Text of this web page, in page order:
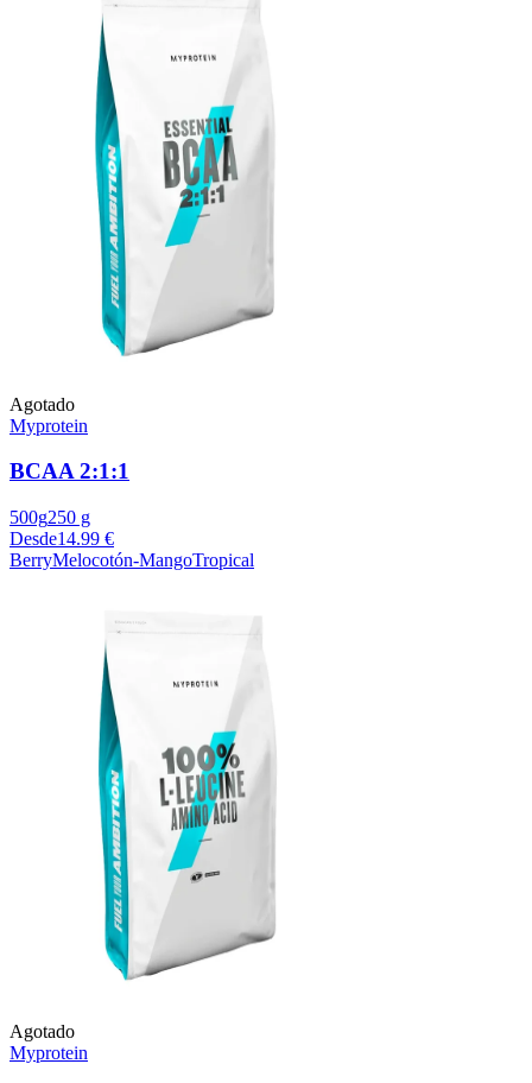
Agotado
Myprotein
BCAA 2:1:1
500g250 g
Desde14.99 €
BerryMelocotón-MangoTropical
Agotado
Myprotein